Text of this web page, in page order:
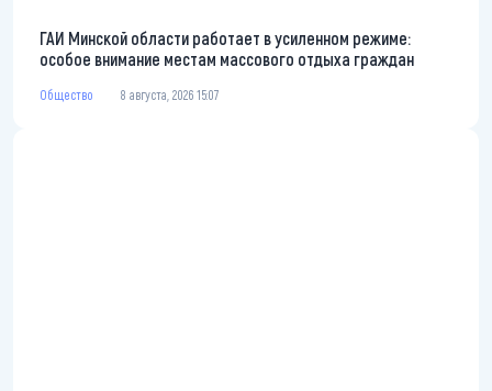
ГАИ Минской области работает в усиленном режиме:
особое внимание местам массового отдыха граждан
Общество 8 августа, 2026 15:07